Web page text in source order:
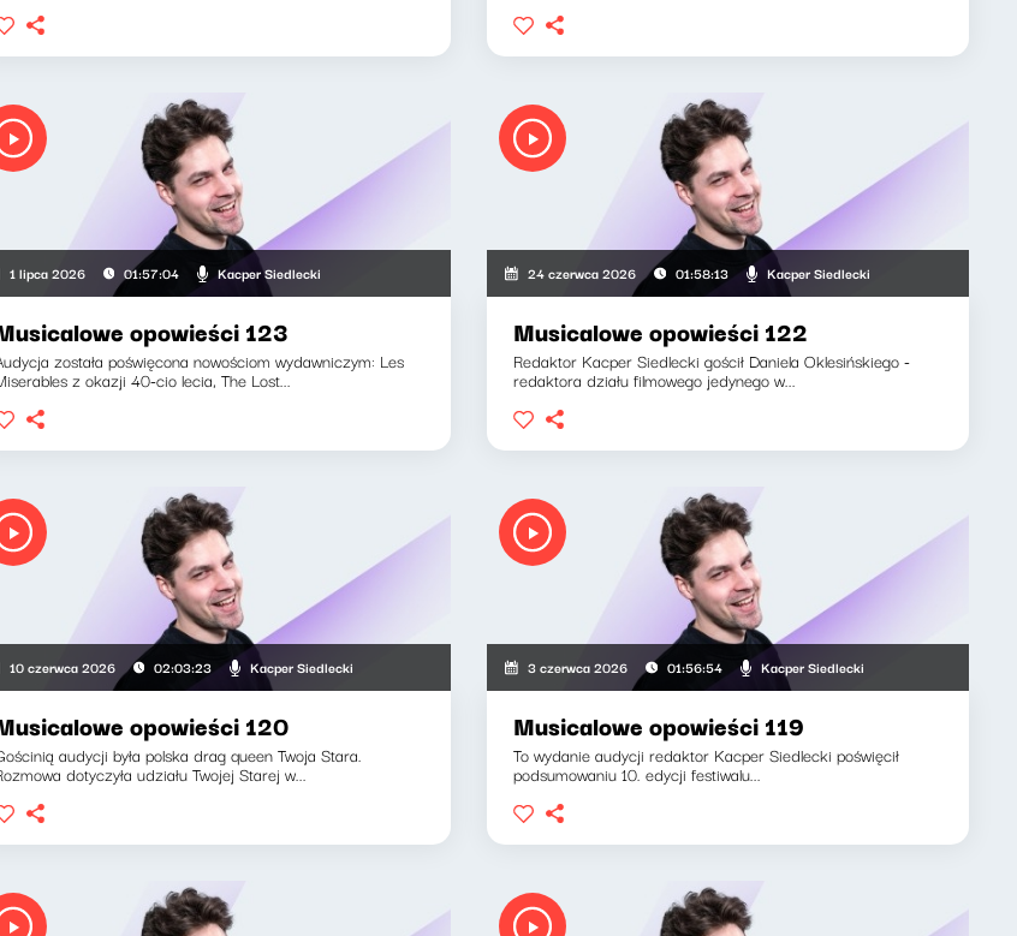
1 lipca 2026 01:57:04 Kacper Siedlecki
opowieści 123
została poświęcona nowościom wydawniczym: Les
z okazji 40-cio lecia, The Lost...
24 czerwca 2026 01:58:13 Kacper Siedlecki
Musicalowe opowieści 122
Redaktor Kacper Siedlecki gościł Daniela Oklesińskiego -
redaktora działu filmowego jedynego w...
10 czerwca 2026 02:03:23 Kacper Siedlecki
opowieści 120
audycji była polska drag queen Twoja Stara.
dotyczyła udziału Twojej Starej w...
3 czerwca 2026 01:56:54 Kacper Siedlecki
Musicalowe opowieści 119
To wydanie audycji redaktor Kacper Siedlecki poświęcił
podsumowaniu 10. edycji festiwalu...